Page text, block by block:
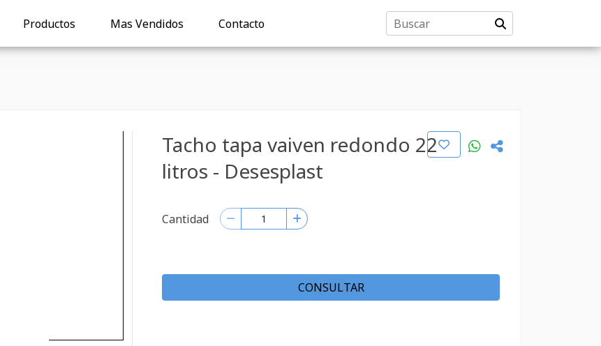
Productos Mas Vendidos Contacto
Tacho tapa vaiven redondo 22
litros - Desesplast
Cantidad
CONSULTAR